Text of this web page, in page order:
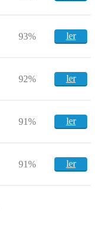
93% ler
92% ler
91% ler
91% ler